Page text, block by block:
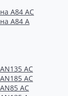
А84 АС
А84 А
АС
АС
АС